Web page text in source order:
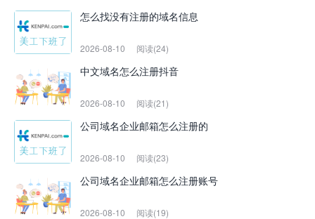
怎么找没有注册的域名信息
2026-08-10 阅读(24)
中文域名怎么注册抖音
2026-08-10 阅读(21)
公司域名企业邮箱怎么注册的
2026-08-10 阅读(23)
公司域名企业邮箱怎么注册账号
2026-08-10 阅读(19)